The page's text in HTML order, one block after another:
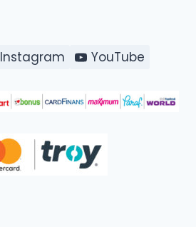
Instagram YouTube